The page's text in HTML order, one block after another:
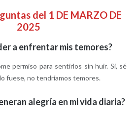
del 1 DE MARZO DE
2025
a enfrentar mis temores?
permiso para sentirlos sin huir. Si, sé
fuese, no tendríamos temores.
alegría en mi vida diaria?